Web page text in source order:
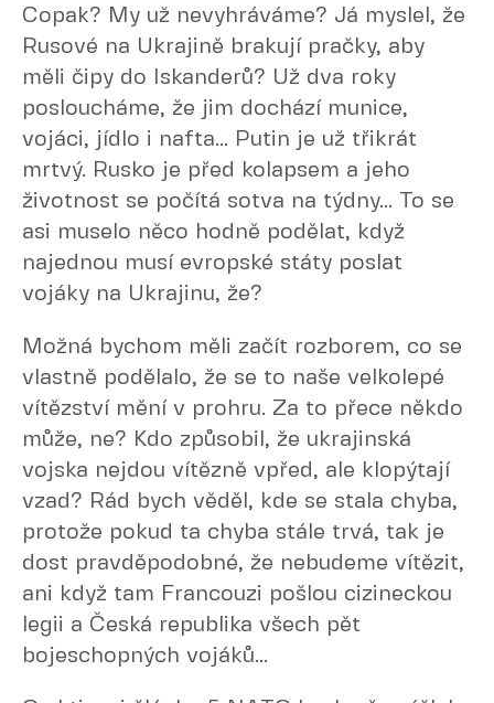
Copak? My už nevyhráváme? Já myslel, že
Rusové na Ukrajině brakují pračky, aby
měli čipy do Iskanderů? Už dva roky
posloucháme, že jim dochází munice,
vojáci, jídlo i nafta... Putin je už třikrát
mrtvý. Rusko je před kolapsem a jeho
životnost se počítá sotva na týdny... To se
asi muselo něco hodně podělat, když
najednou musí evropské státy poslat
vojáky na Ukrajinu, že?
Možná bychom měli začít rozborem, co se
vlastně podělalo, že se to naše velkolepé
vítězství mění v prohru. Za to přece někdo
může, ne? Kdo způsobil, že ukrajinská
vojska nejdou vítězně vpřed, ale klopýtají
vzad? Rád bych věděl, kde se stala chyba,
protože pokud ta chyba stále trvá, tak je
dost pravděpodobné, že nebudeme vítězit,
ani když tam Francouzi pošlou cizineckou
legii a Česká republika všech pět
bojeschopných vojáků...